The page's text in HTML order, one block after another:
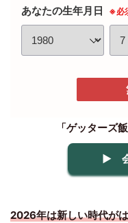
あなたの生年月日 ※必
「ゲッターズ
▶ 会
2026年は新しい時代が